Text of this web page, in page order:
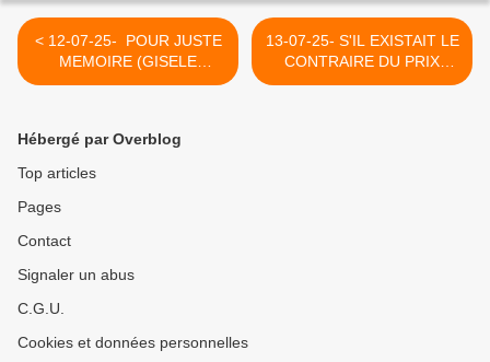
< 12-07-25- POUR JUSTE
MEMOIRE (GISELE
HALIMI)
13-07-25- S'IL EXISTAIT LE
CONTRAIRE DU PRIX
NOBEL DE LA PAIX,
Hébergé par Overblog
Top articles
Pages
Contact
Signaler un abus
C.G.U.
Cookies et données personnelles